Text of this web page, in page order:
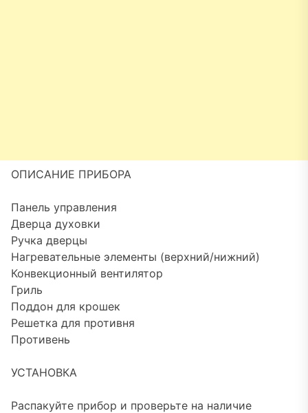
ОПИСАНИЕ ПРИБОРА
Панель управления
Дверца духовки
Ручка дверцы
Нагревательные элементы (верхний/нижний)
Конвекционный вентилятор
Гриль
Поддон для крошек
Решетка для противня
Противень
УСТАНОВКА
Распакуйте прибор и проверьте на наличие